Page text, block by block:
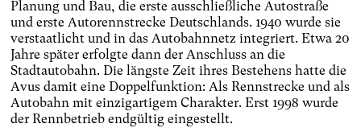
Planung und Bau, die erste ausschließliche Autostraße
und erste Autorennstrecke Deutschlands. 1940 wurde sie
verstaatlicht und in das Autobahnnetz integriert. Etwa 20
Jahre später erfolgte dann der Anschluss an die
Stadtautobahn. Die längste Zeit ihres Bestehens hatte die
Avus damit eine Doppelfunktion: Als Rennstrecke und als
Autobahn mit einzigartigem Charakter. Erst 1998 wurde
der Rennbetrieb endgültig eingestellt.